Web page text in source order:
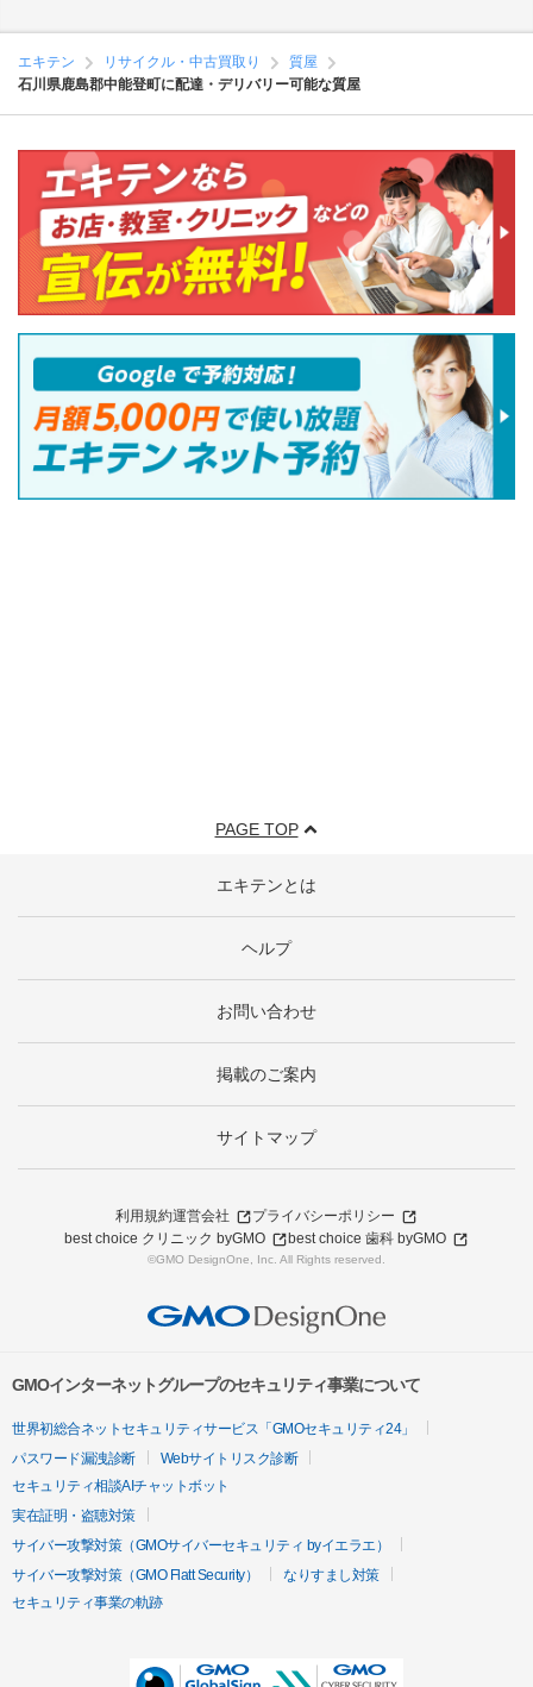
エキテン リサイクル・中古買取り
質屋
石川県鹿島郡中能登町に配達・デリバリー可能な質屋
PAGE TOP
エキテンとは
ヘルプ
お問い合わせ
掲載のご案内
サイトマップ
利用規約運営会社
プライバシーポリシー
best choice クリニック byGMO
best choice 歯科 byGMO
©GMO DesignOne, Inc. All Rights reserved.
GMOインターネットグループのセキュリティ事業について
世界初総合ネットセキュリティサービス「GMOセキュリティ24」
パスワード漏洩診断
Webサイトリスク診断
セキュリティ相談AIチャットボット
実在証明・盗聴対策
サイバー攻撃対策（GMOサイバーセキュリティ byイエラエ）
サイバー攻撃対策（GMO Flatt Security）
なりすまし対策
セキュリティ事業の軌跡